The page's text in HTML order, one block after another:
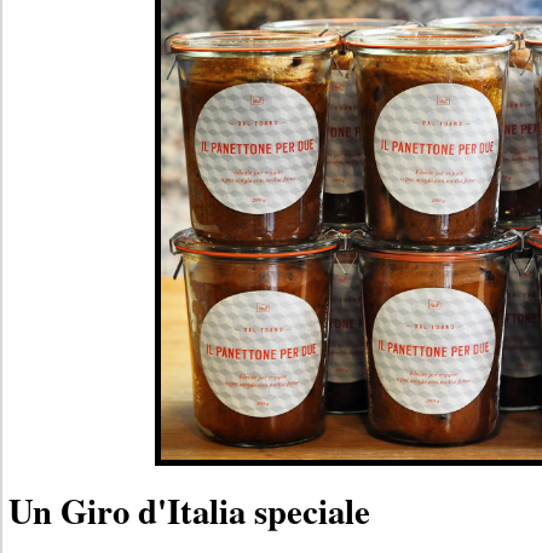
Un Giro d'Italia speciale